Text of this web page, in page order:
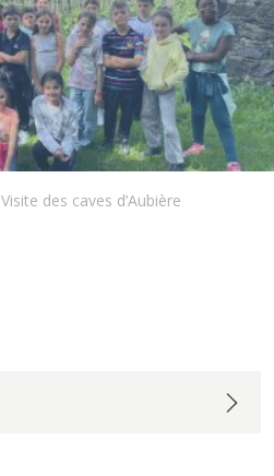
Visite des caves d’Aubière